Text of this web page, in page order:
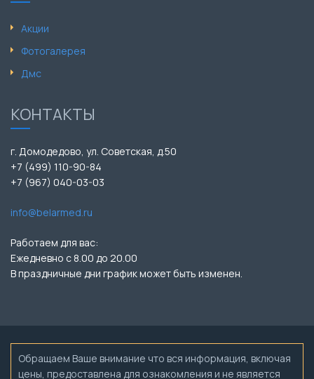
Акции
Фотогалерея
Дмс
КОНТАКТЫ
г. Домодедово, ул. Советская, д.50
+7 (499) 110-90-84
+7 (967) 040-03-03
info@belarmed.ru
Работаем для вас:
Ежедневно с 8.00 до 20.00
В праздничные дни график может быть изменен.
Обращаем Ваше внимание что вся информация, включая
цены, предоставлена для ознакомления и не является